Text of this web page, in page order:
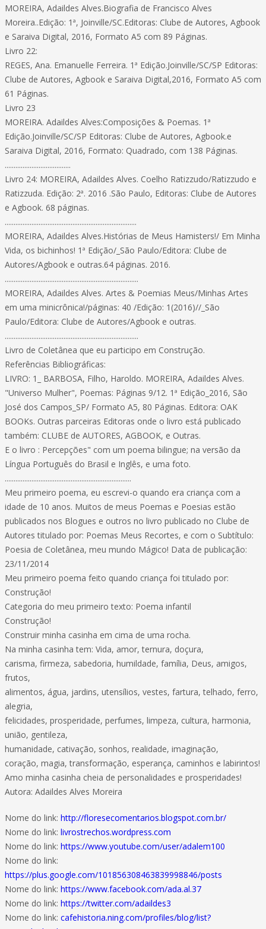
MOREIRA, Adaildes Alves.Biografia de Francisco Alves
Moreira..Edição: 1ª, Joinville/SC.Editoras: Clube de Autores, Agbook
e Saraiva Digital, 2016, Formato A5 com 89 Páginas.
Livro 22:
REGES, Ana. Emanuelle Ferreira. 1ª Edição.Joinville/SC/SP Editoras:
Clube de Autores, Agbook e Saraiva Digital,2016, Formato A5 com
61 Páginas.
Livro 23
MOREIRA. Adaildes Alves:Composições & Poemas. 1ª
Edição.Joinville/SC/SP Editoras: Clube de Autores, Agbook.e
Saraiva Digital, 2016, Formato: Quadrado, com 138 Páginas.
.....................................
Livro 24: MOREIRA, Adaildes Alves. Coelho Ratizzudo/Ratizzudo e
Ratizzuda. Edição: 2ª. 2016 .São Paulo, Editoras: Clube de Autores
e Agbook. 68 páginas.
..........................................................................
MOREIRA, Adaildes Alves.Histórias de Meus Hamisters!/ Em Minha
Vida, os bichinhos! 1ª Edição/_São Paulo/Editora: Clube de
Autores/Agbook e outras.64 páginas. 2016.
...........................................................................
MOREIRA, Adaildes Alves. Artes & Poemias Meus/Minhas Artes
em uma minicrônica!/páginas: 40 /Edição: 1(2016)//_São
Paulo/Editora: Clube de Autores/Agbook e outras.
...........................................................................
Livro de Coletânea que eu participo em Construção.
Referências Bibliográficas:
LIVRO: 1_ BARBOSA, Filho, Haroldo. MOREIRA, Adaildes Alves.
"Universo Mulher", Poemas: Páginas 9/12. 1ª Edição_2016, São
José dos Campos_SP/ Formato A5, 80 Páginas. Editora: OAK
BOOKs. Outras parceiras Editoras onde o livro está publicado
também: CLUBE de AUTORES, AGBOOK, e Outras.
E o livro : Percepções" com um poema bilingue; na versão da
Língua Português do Brasil e Inglês, e uma foto.
.......................................................................
Meu primeiro poema, eu escrevi-o quando era criança com a
idade de 10 anos. Muitos de meus Poemas e Poesias estão
publicados nos Blogues e outros no livro publicado no Clube de
Autores titulado por: Poemas Meus Recortes, e com o Subtítulo:
Poesia de Coletânea, meu mundo Mágico! Data de publicação:
23/11/2014
Meu primeiro poema feito quando criança foi titulado por:
Construção!
Categoria do meu primeiro texto: Poema infantil
Construção!
Construir minha casinha em cima de uma rocha.
Na minha casinha tem: Vida, amor, ternura, doçura,
carisma, firmeza, sabedoria, humildade, família, Deus, amigos,
frutos,
alimentos, água, jardins, utensílios, vestes, fartura, telhado, ferro,
alegria,
felicidades, prosperidade, perfumes, limpeza, cultura, harmonia,
união, gentileza,
humanidade, cativação, sonhos, realidade, imaginação,
coração, magia, transformação, esperança, caminhos e labirintos!
Amo minha casinha cheia de personalidades e prosperidades!
Autora: Adaildes Alves Moreira
Nome do link: http://floresecomentarios.blogspot.com.br/
Nome do link: livrostrechos.wordpress.com
Nome do link: https://www.youtube.com/user/adalem100
Nome do link:
https://plus.google.com/101856308463839998846/posts
Nome do link: https://www.facebook.com/ada.al.37
Nome do link: https://twitter.com/adaildes3
Nome do link: cafehistoria.ning.com/profiles/blog/list?